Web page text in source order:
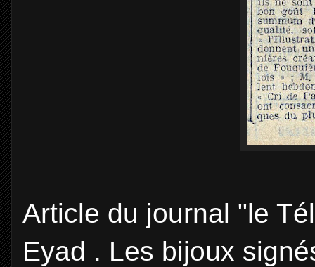
Article du journal "le
Eyad . Les bijoux